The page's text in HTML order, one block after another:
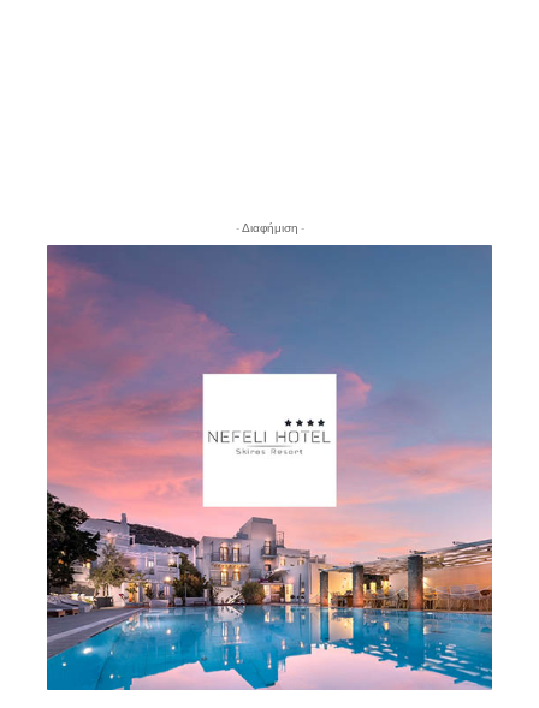
- Διαφήμιση -